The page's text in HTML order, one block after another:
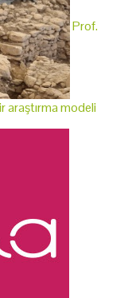
Prof.
araştırma modeli